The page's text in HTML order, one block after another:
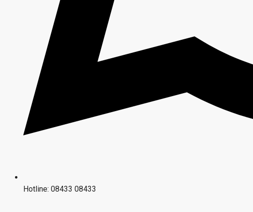
Hotline: 08433 08433